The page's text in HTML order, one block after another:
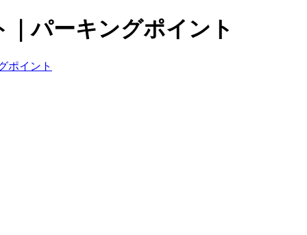
パーキングポイント
ポイント